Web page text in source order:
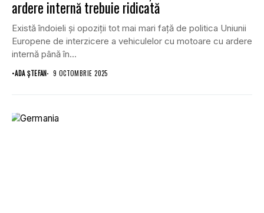
ardere internă trebuie ridicată
Există îndoieli și opoziții tot mai mari față de politica Uniunii
Europene de interzicere a vehiculelor cu motoare cu ardere
internă până în...
•ADA ȘTEFAN 9 OCTOMBRIE 2025